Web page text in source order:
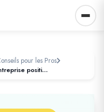
pour les Pros
Comment créer une culture d’entreprise positive et performante